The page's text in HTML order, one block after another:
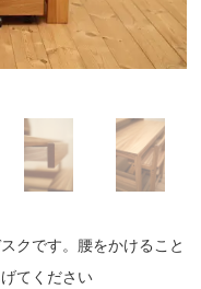
クです。腰をかけること
てください